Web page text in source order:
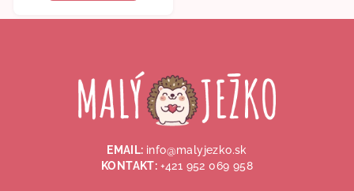
EMAIL: info@malyjezko.sk
KONTAKT: +421 952 069 958